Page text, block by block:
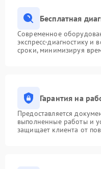
Бесплатная
Современное
экспресс-диагностику и
сроки, минимизируя
Гарантия на
Предоставляется
выполненные работы и
защищает клиента от